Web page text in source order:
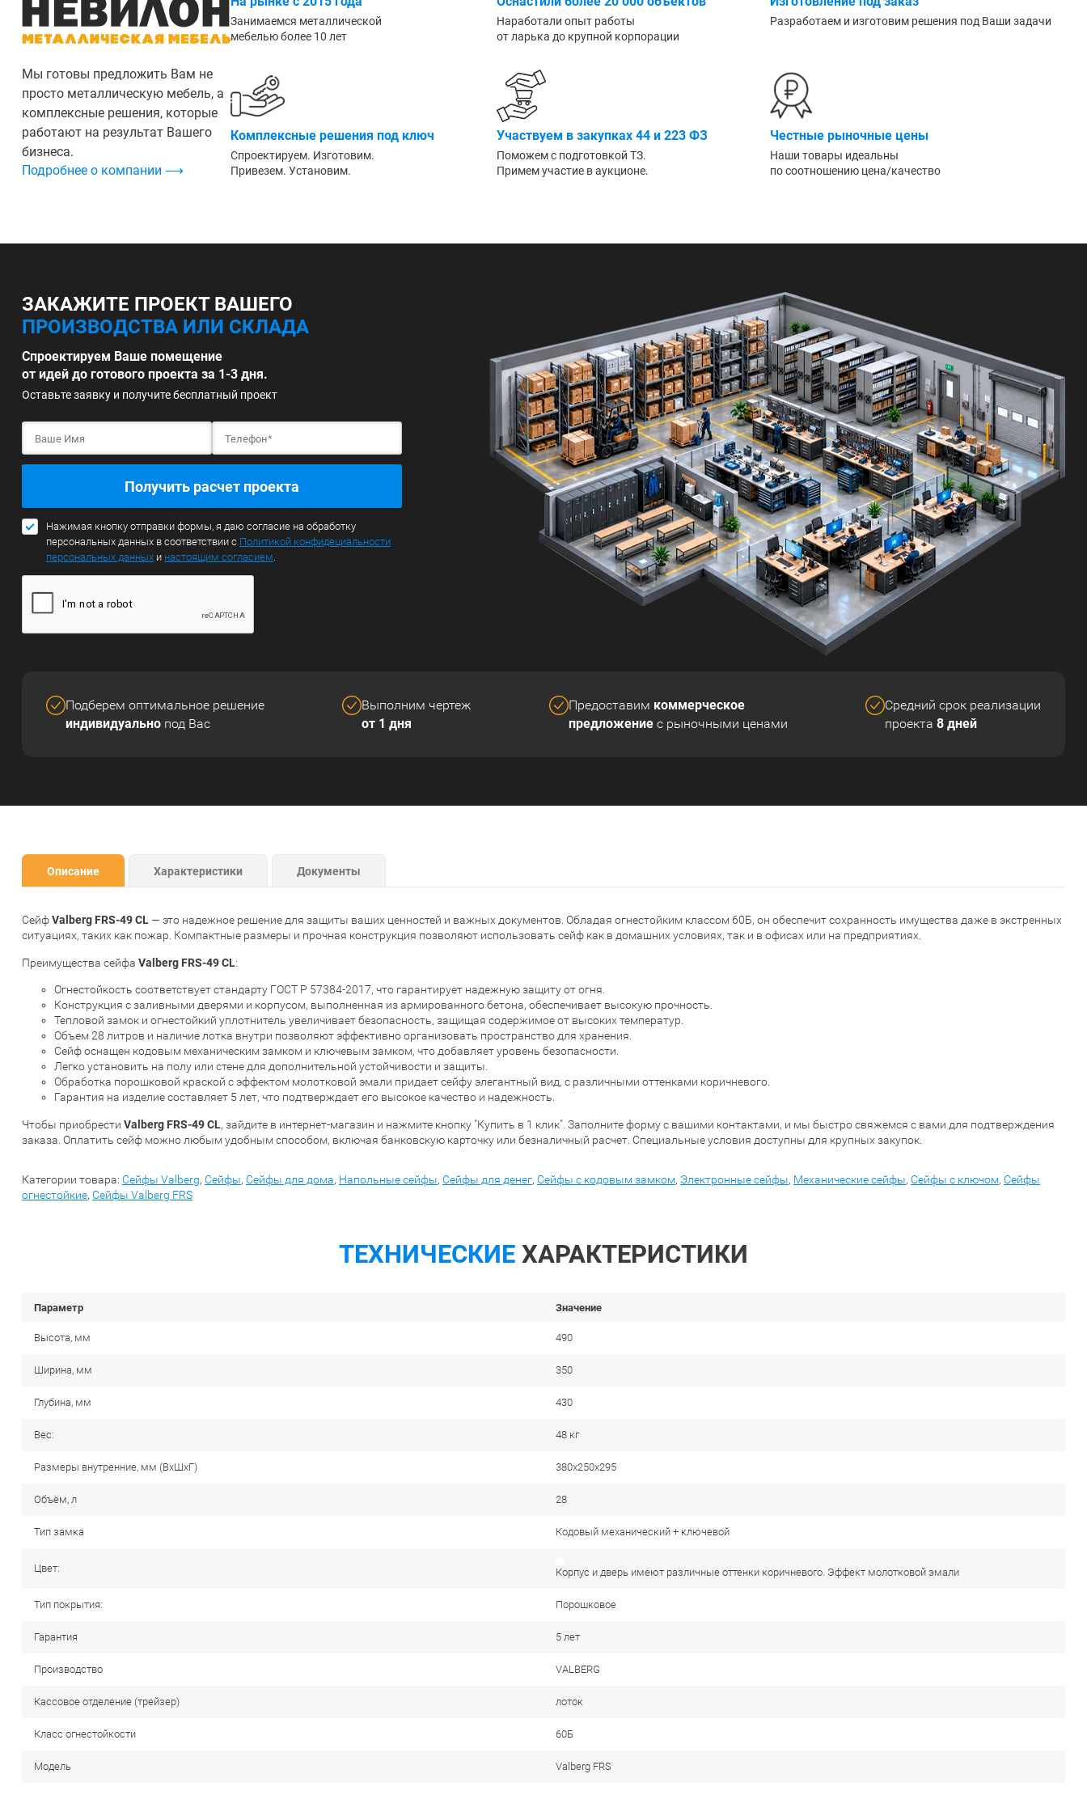
Мы готовы предложить Вам не
просто металлическую мебель, а
комплексные решения, которые
работают на результат Вашего
бизнеса.
Подробнее о компании ⟶
Занимаемся металлической
мебелью более 10 лет
Наработали опыт работы
от ларька до крупной корпорации
Разработаем и изготовим решения под Ваши задачи
Комплексные решения под ключ
Спроектируем. Изготовим.
Привезем. Установим.
Участвуем в закупках 44 и 223 ФЗ
Поможем с подготовкой ТЗ.
Примем участие в аукционе.
Честные рыночные цены
Наши товары идеальны
по соотношению цена/качество
ЗАКАЖИТЕ ПРОЕКТ ВАШЕГО
ПРОИЗВОДСТВА ИЛИ СКЛАДА
Спроектируем Ваше помещение
от идей до готового проекта за 1-3 дня.
Оставьте заявку и получите бесплатный проект
Получить расчет проекта
Нажимая кнопку отправки формы, я даю согласие на обработку
персональных данных в соответствии с Политикой конфидециальности
персональных данных и настоящим согласием.
Подберем оптимальное решение
индивидуально под Вас
Выполним чертеж
от 1 дня
Предоставим коммерческое
предложениес рыночными ценами
Средний срок реализации
проекта 8 дней
Описание Характеристики Документы
СейфValberg FRS-49 CL— это надежное решение для защиты ваших ценностей и важных документов. Обладая огнестойким классом 60Б, он обеспечит сохранность имущества даже в экстренных
ситуациях, таких как пожар. Компактные размеры и прочная конструкция позволяют использовать сейф как в домашних условиях, так и в офисах или на предприятиях.
Преимущества сейфа Valberg FRS-49 CL:
Огнестойкость соответствует стандарту ГОСТ Р 57384-2017, что гарантирует надежную защиту от огня.
Конструкция с заливными дверями и корпусом, выполненная из армированного бетона, обеспечивает высокую прочность.
Тепловой замок и огнестойкий уплотнитель увеличивает безопасность, защищая содержимое от высоких температур.
Объем 28 литров и наличие лотка внутри позволяют эффективно организовать пространство для хранения.
Сейф оснащен кодовым механическим замком и ключевым замком, что добавляет уровень безопасности.
Легко установить на полу или стене для дополнительной устойчивости и защиты.
Обработка порошковой краской с эффектом молотковой эмали придает сейфу элегантный вид, с различными оттенками коричневого.
Гарантия на изделие составляет 5 лет, что подтверждает его высокое качество и надежность.
Чтобы приобрести Valberg FRS-49 CL, зайдите в интернет-магазин и нажмите кнопку "Купить в 1 клик". Заполните форму с вашими контактами, и мы быстро свяжемся с вами для подтверждения
заказа. Оплатить сейф можно любым удобным способом, включая банковскую карточку или безналичный расчет. Специальные условия доступны для крупных закупок.
Категории товара: Сейфы Valberg, Сейфы, Сейфы для дома, Напольные сейфы, Сейфы для денег, Сейфы с кодовым замком, Электронные сейфы, Механические сейфы, Сейфы с ключом, Сейфы
огнестойкие, Сейфы Valberg FRS
ТЕХНИЧЕСКИЕХАРАКТЕРИСТИКИ
Параметр Значение
Высота, мм 490
Ширина, мм 350
Глубина, мм 430
Вес: 48 кг
Размеры внутренние, мм (ВхШхГ) 380x250x295
Объём, л 28
Тип замка Кодовый механический + ключевой
Цвет: Корпус и дверь имеют различные оттенки коричневого. Эффект молотковой эмали
Тип покрытия: Порошковое
Гарантия 5 лет
Производство VALBERG
Кассовое отделение (трейзер) лоток
Класс огнестойкости 60Б
Модель Valberg FRS